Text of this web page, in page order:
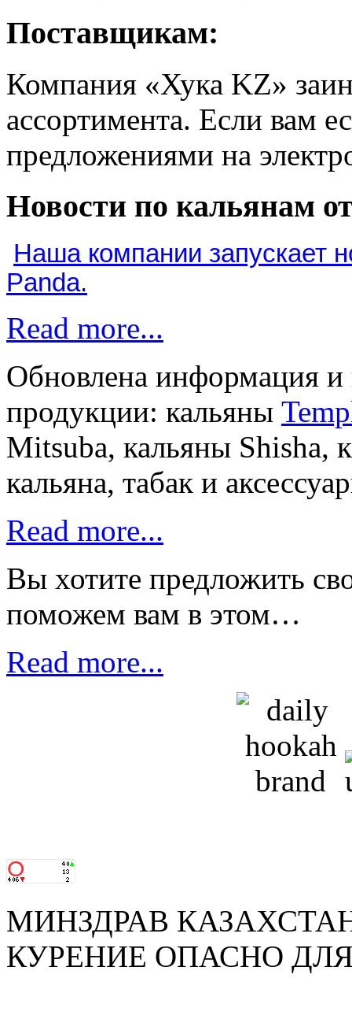
Поставщикам:
Компания «Хука KZ»
ассортимента. Если вам
предложениями на
Новости по кальянам
Наша компании запускает
Panda.
Read more...
Обновлена информация и
продукции: кальяны
Mitsuba, кальяны Shisha,
кальяна, табак и
Read more...
Вы хотите предложить
поможем вам в этом…
Read more...
МИНЗДРАВ
КУРЕНИЕ ОПАСНО